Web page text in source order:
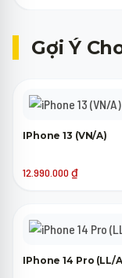
Gợi Ý
IPhone 13 (VN/A)
12.990.000 ₫
IPhone 14 Pro (LL/